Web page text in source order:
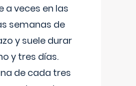
a veces en las
semanas de
y suele durar
y tres días.
de cada tres